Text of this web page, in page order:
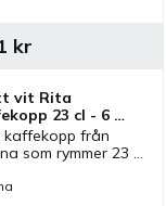
vit Rita
23 cl - 6
kaffekopp från
som rymmer 23
som kan
kr